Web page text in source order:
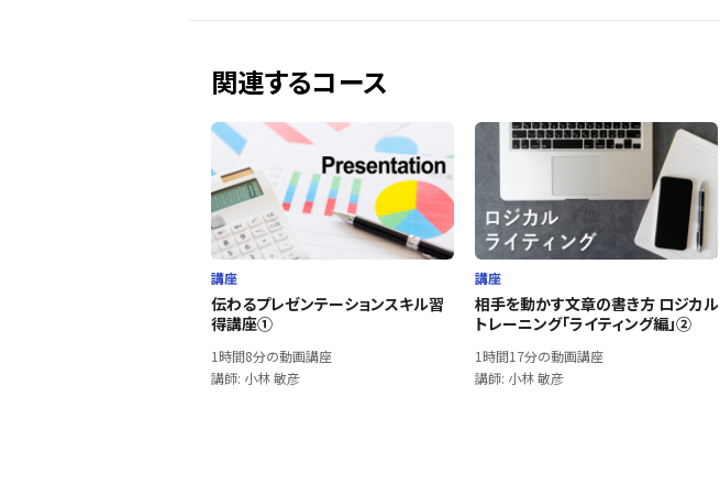
関連するコース
講座
伝わるプレゼンテーションスキル習
得講座①
1時間8分の動画講座
講師: 小林 敏彦
講座
相手を動かす文章の書き方 ロジカル
トレーニング「ライティング編」②
1時間17分の動画講座
講師: 小林 敏彦